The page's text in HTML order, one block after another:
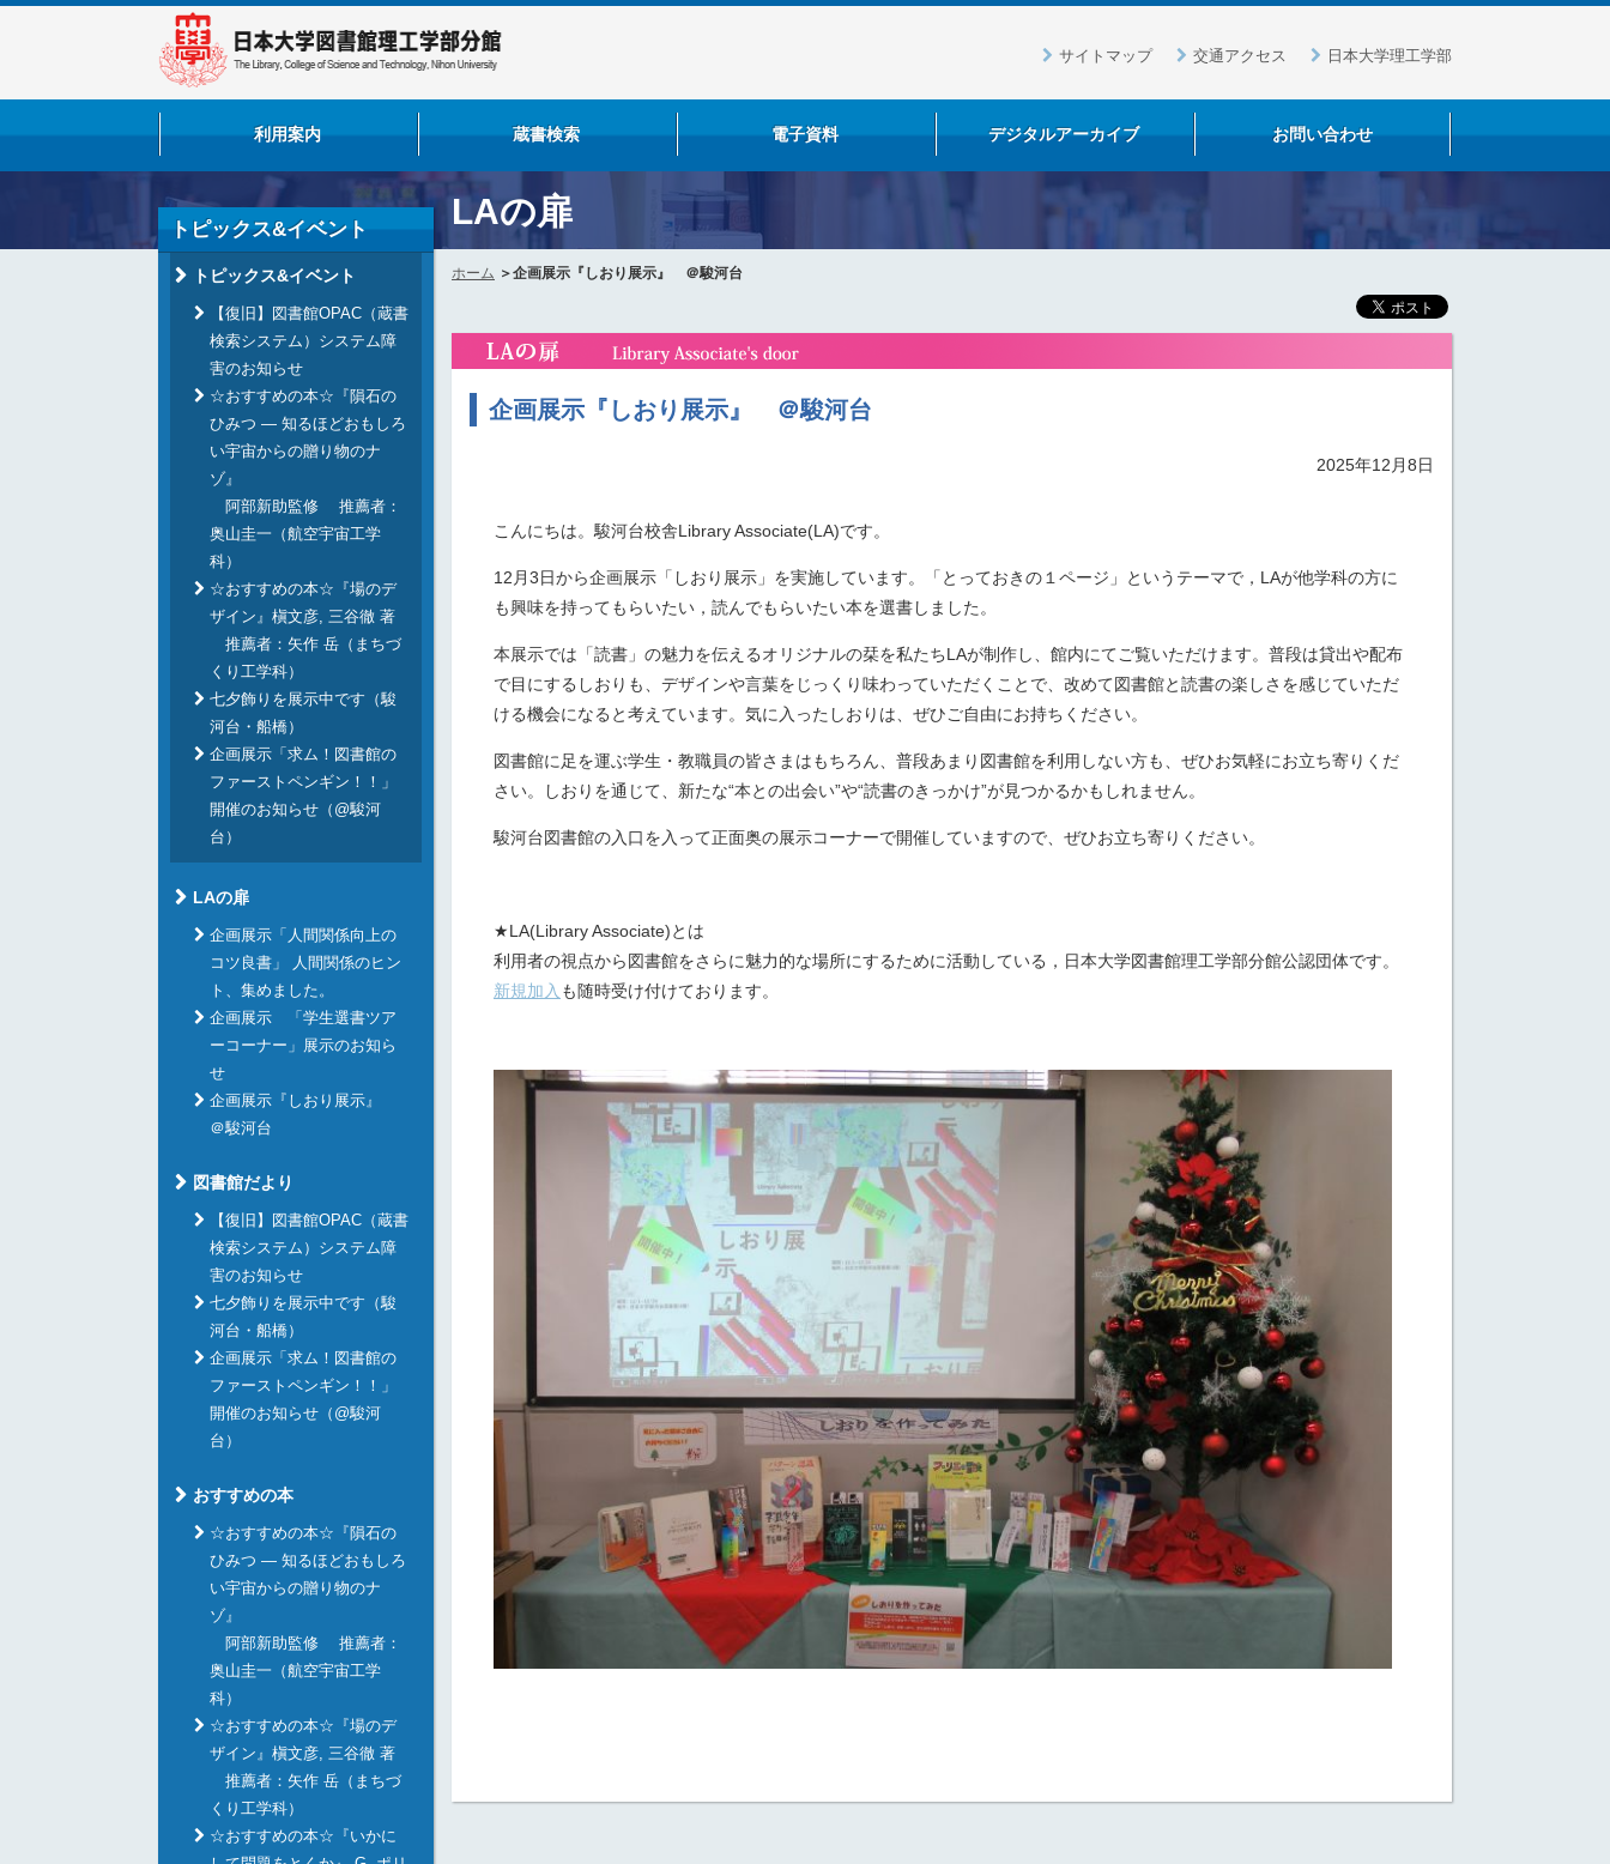
サイトマップ 交通アクセス 日本大学理工学部
利用案内 蔵書検索 電子資料 デジタルアーカイブ お問い合わせ
LAの扉
ホーム 企画展示『しおり展示』 ＠駿河台
企画展示『しおり展示』 ＠駿河台
2025年12月8日
こんにちは。駿河台校舎Library Associate(LA)です。
12月3日から企画展示「しおり展示」を実施しています。「とっておきの１ページ」というテーマで，LAが他学科の方に
も興味を持ってもらいたい，読んでもらいたい本を選書しました。
本展示では「読書」の魅力を伝えるオリジナルの栞を私たちLAが制作し、館内にてご覧いただけます。普段は貸出や配布
で目にするしおりも、デザインや言葉をじっくり味わっていただくことで、改めて図書館と読書の楽しさを感じていただ
ける機会になると考えています。気に入ったしおりは、ぜひご自由にお持ちください。
図書館に足を運ぶ学生・教職員の皆さまはもちろん、普段あまり図書館を利用しない方も、ぜひお気軽にお立ち寄りくだ
さい。しおりを通じて、新たな“本との出会い”や“読書のきっかけ”が見つかるかもしれません。
駿河台図書館の入口を入って正面奥の展示コーナーで開催していますので、ぜひお立ち寄りください。
★LA(Library Associate)とは
利用者の視点から図書館をさらに魅力的な場所にするために活動している，日本大学図書館理工学部分館公認団体です。
新規加入 も随時受け付けております。
トピックス&イベント
トピックス&イベント
【復旧】図書館OPAC（蔵書
検索システム）システム障
害のお知らせ
☆おすすめの本☆『隕石の
ひみつ ― 知るほどおもしろ
い宇宙からの贈り物のナ
ゾ』
阿部新助監修 推薦者：
奥山圭一（航空宇宙工学
科）
☆おすすめの本☆『場のデ
ザイン』槇文彦, 三谷徹 著
推薦者：矢作 岳（まちづ
くり工学科）
七夕飾りを展示中です（駿
河台・船橋）
企画展示「求ム！図書館の
ファーストペンギン！！」
開催のお知らせ（@駿河
台）
LAの扉
企画展示「人間関係向上の
コツ良書」 人間関係のヒン
ト、集めました。
企画展示 「学生選書ツア
ーコーナー」展示のお知ら
せ
企画展示『しおり展示』
＠駿河台
図書館だより
【復旧】図書館OPAC（蔵書
検索システム）システム障
害のお知らせ
七夕飾りを展示中です（駿
河台・船橋）
企画展示「求ム！図書館の
ファーストペンギン！！」
開催のお知らせ（@駿河
台）
おすすめの本
☆おすすめの本☆『隕石の
ひみつ ― 知るほどおもしろ
い宇宙からの贈り物のナ
ゾ』
阿部新助監修 推薦者：
奥山圭一（航空宇宙工学
科）
☆おすすめの本☆『場のデ
ザイン』槇文彦, 三谷徹 著
推薦者：矢作 岳（まちづ
くり工学科）
☆おすすめの本☆『いかに